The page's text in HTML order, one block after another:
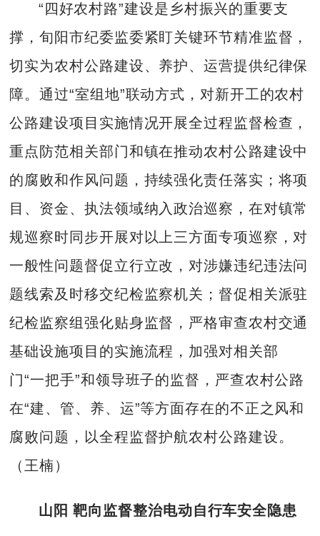
“四好农村路”建设是乡村振兴的重要支
撑，旬阳市纪委监委紧盯关键环节精准监督，
切实为农村公路建设、养护、运营提供纪律保
障。通过“室组地”联动方式，对新开工的农村
公路建设项目实施情况开展全过程监督检查，
重点防范相关部门和镇在推动农村公路建设中
的腐败和作风问题，持续强化责任落实；将项
目、资金、执法领域纳入政治巡察，在对镇常
规巡察时同步开展对以上三方面专项巡察，对
一般性问题督促立行立改，对涉嫌违纪违法问
题线索及时移交纪检监察机关；督促相关派驻
纪检监察组强化贴身监督，严格审查农村交通
基础设施项目的实施流程，加强对相关部
门“一把手”和领导班子的监督，严查农村公路
在“建、管、养、运”等方面存在的不正之风和
腐败问题，以全程监督护航农村公路建设。
（王楠）
山阳 靶向监督整治电动自行车安全隐患